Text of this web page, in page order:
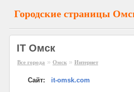
Городские страницы
IT Омск
Все города » Омск » Интернет
Сайт: it-omsk.com